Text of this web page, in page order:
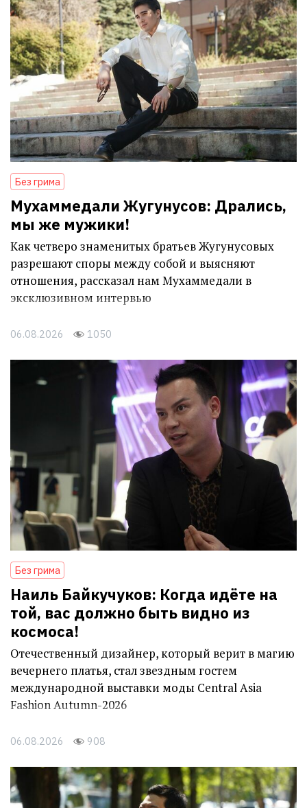
Без грима
Мухаммедали Жугунусов: Дрались,
мы же мужики!
Как четверо знаменитых братьев Жугунусовых
разрешают споры между собой и выясняют
отношения, рассказал нам Мухаммедали в
эксклюзивном интервью
06.08.2026 1050
Без грима
Наиль Байкучуков: Когда идёте на
той, вас должно быть видно из
космоса!
Отечественный дизайнер, который верит в магию
вечернего платья, стал звездным гостем
международной выставки моды Central Asia
Fashion Autumn-2026
06.08.2026 908